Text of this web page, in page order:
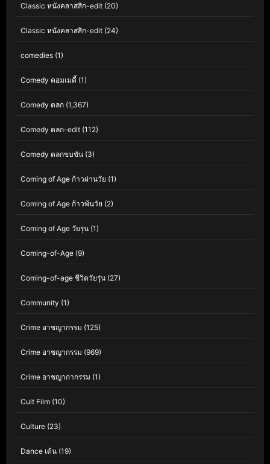
Classic หนังคลาสสิก-edit (20)
Classic หนังคลาสสิก-edit (24)
comedies (1)
Comedy คอมเมดี้ (1)
Comedy ตลก (1,367)
Comedy ตลก-edit (112)
Comedy ตลกขบขัน (3)
Coming of Age ก้าวผ่านวัย (1)
Coming of Age ก้าวพ้นวัย (2)
Coming of Age วัยรุ่น (1)
Coming-of-Age (9)
Coming-of-age ชีวิตวัยรุ่น (27)
Community (1)
Crime อาชญากรรม (125)
Crime อาชญากรรม (969)
Crime อาชญากากรรม (1)
Cult Film (10)
Culture (23)
Dance เต้น (19)